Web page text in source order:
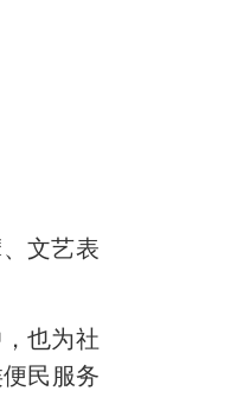
文艺表
也为社
民服务